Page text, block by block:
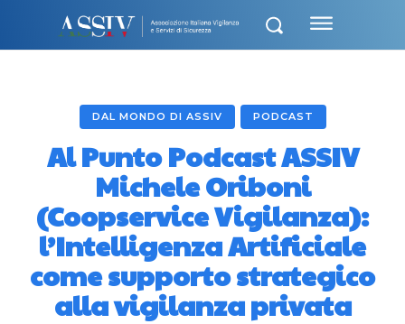
DAL MONDO DI ASSIV PODCAST
Al Punto Podcast ASSIV
Michele Oriboni
(Coopservice Vigilanza):
l’Intelligenza Artificiale
come supporto strategico
alla vigilanza privata